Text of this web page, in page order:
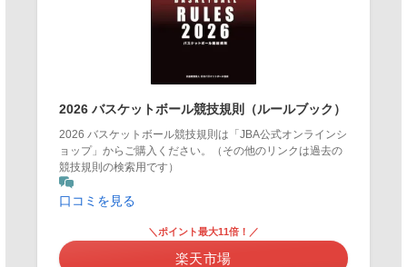
2026 バスケットボール競技規則（ルールブック）
2026 バスケットボール競技規則は「JBA公式オンラインシ
ョップ」からご購入ください。（その他のリンクは過去の
競技規則の検索用です）
口コミを見る
＼ポイント最大11倍！／
楽天市場